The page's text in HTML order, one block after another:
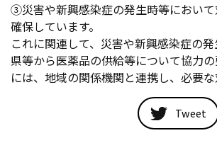
③災害や新興感染症の発生時等におい
確保しています。
これに関連して、災害や新興感染症の
県等から医薬品の供給等について協力
には、地域の関係機関と連携し、必要な
Tweet